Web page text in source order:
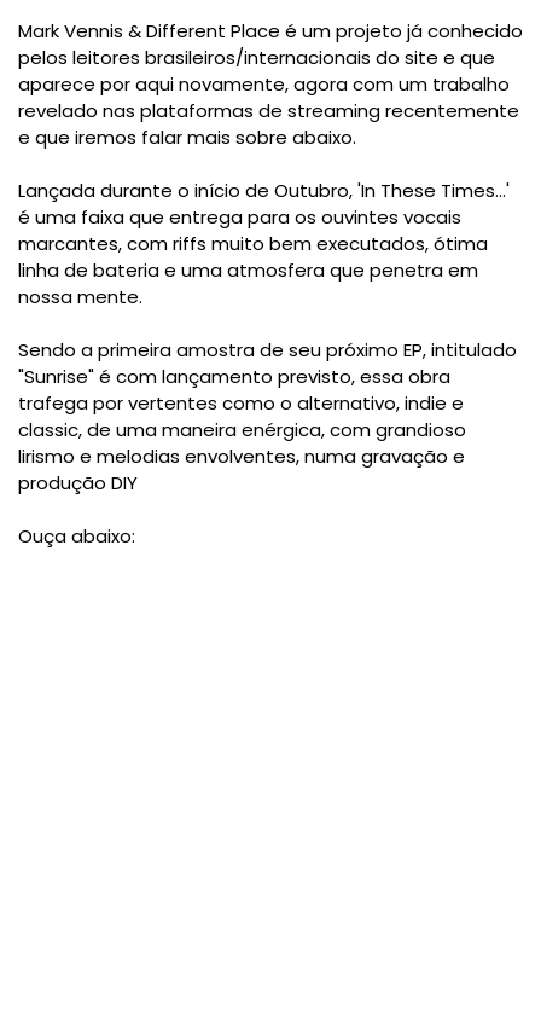
Mark Vennis & Different Place é um projeto já conhecido
pelos leitores brasileiros/internacionais do site e que
aparece por aqui novamente, agora com um trabalho
revelado nas plataformas de streaming recentemente
e que iremos falar mais sobre abaixo.
Lançada durante o início de Outubro, 'In These Times...'
é uma faixa que entrega para os ouvintes vocais
marcantes, com riffs muito bem executados, ótima
linha de bateria e uma atmosfera que penetra em
nossa mente.
Sendo a primeira amostra de seu próximo EP, intitulado
"Sunrise" é com lançamento previsto, essa obra
trafega por vertentes como o alternativo, indie e
classic, de uma maneira enérgica, com grandioso
lirismo e melodias envolventes, numa gravação e
produção DIY
Ouça abaixo: